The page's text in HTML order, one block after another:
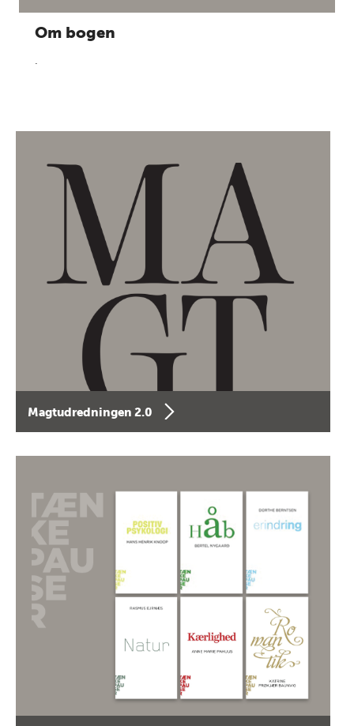
Om bogen
.
Magtudredningen 2.0